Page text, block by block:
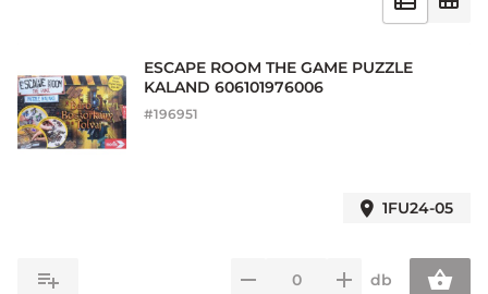
ESCAPE ROOM THE GAME PUZZLE
KALAND 606101976006
#196951
1FU24-05
db